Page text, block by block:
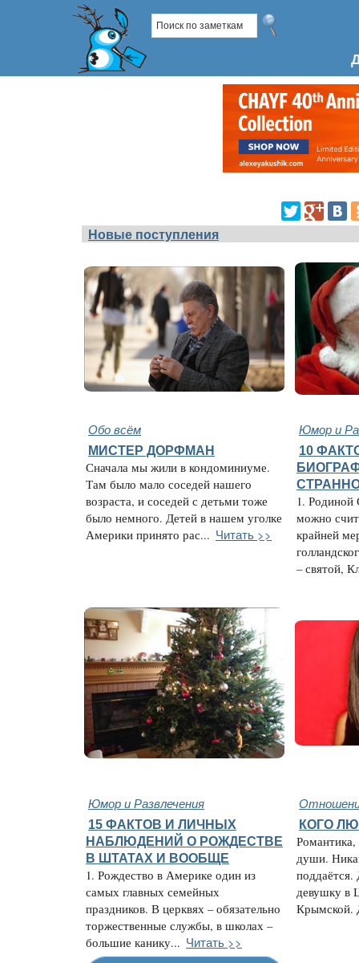
Новые поступления
Обо всём Юмор и
МИСТЕР ДОРФМАН
Сначала мы жили в кондоминиуме.
Там было мало соседей нашего
возраста, и соседей с детьми тоже
было немного. Детей в нашем уголке
Америки принято рас... Читать >>
10
1. Родиной
можно
крайней
– святой,
Юмор и Развлечения
15 ФАКТОВ И ЛИЧНЫХ
НАБЛЮДЕНИЙ О РОЖДЕСТВЕ
В ШТАТАХ И ВООБЩЕ
1. Рождество в Америке один из
самых главных семейных
праздников. В церквях – обязательно
торжественные службы, в школах –
большие канику... Читать >>
КОГО
Романтика,
души.
девушку в
Крымской.